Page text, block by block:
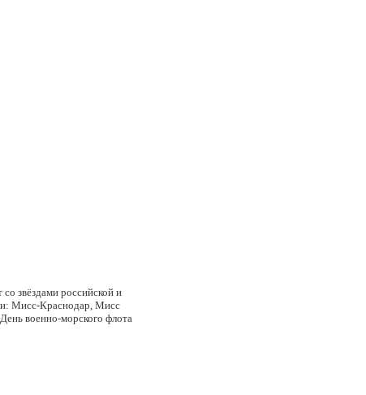
звёздами российской и
Мисс-Краснодар, Мисс
военно-морского флота